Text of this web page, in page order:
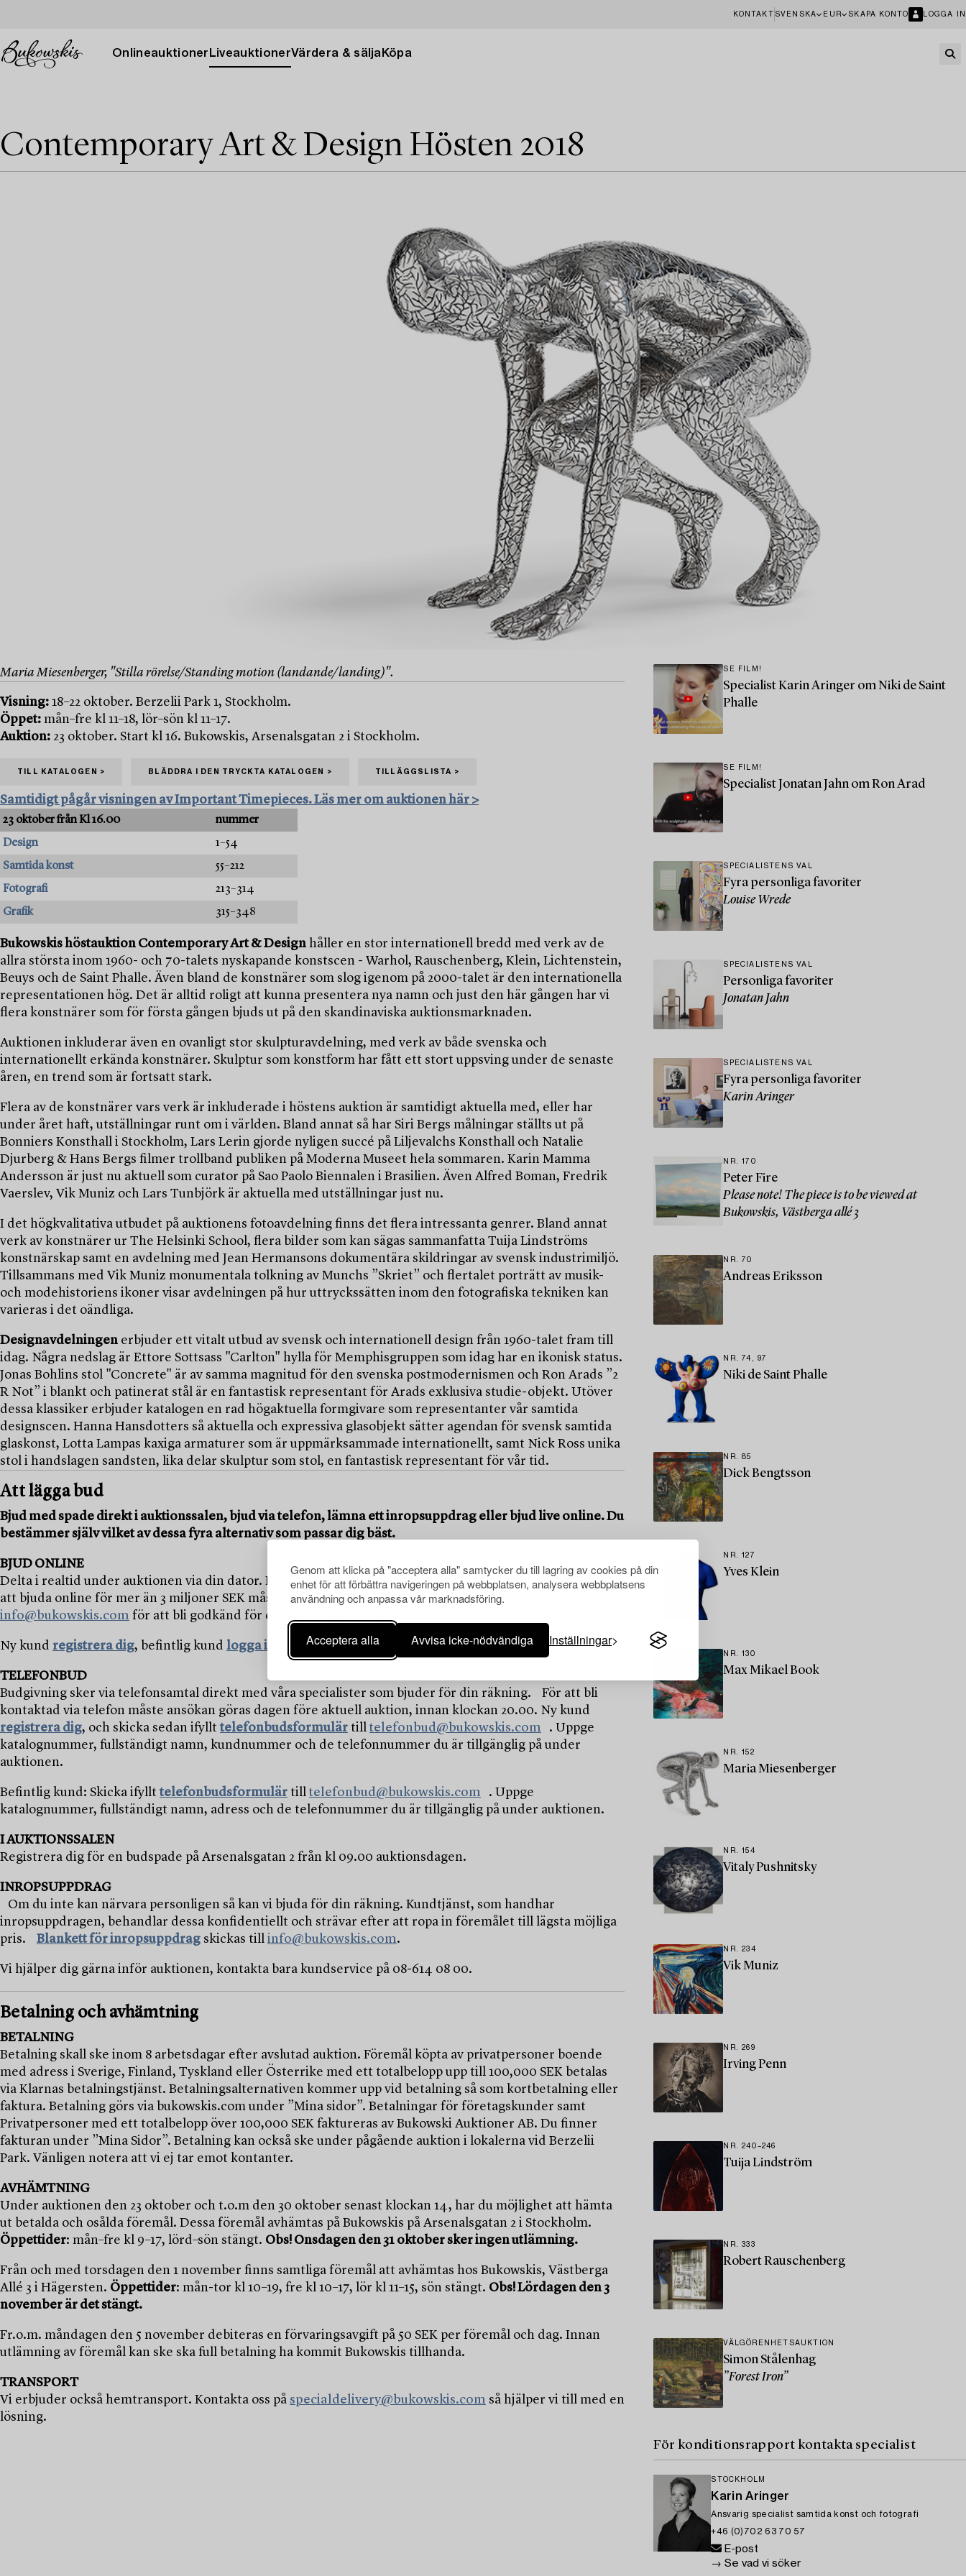
Genom att klicka på "acceptera alla" samtycker du till lagring av cookies på din
enhet för att förbättra navigeringen på webbplatsen, analysera webbplatsens
användning och anpassa vår marknadsföring.
Acceptera alla Avvisa icke-nödvändiga Inställningar
KONTAKT SVENSKA EUR SKAPA KONTO LOGGA IN
Onlineauktioner LiveauktionerVärdera & sälja Köpa
Contemporary Art & Design Hösten 2018
Maria Miesenberger, "Stilla rörelse/Standing motion (landande/landing)".
Visning: 18–22 oktober. Berzelii Park 1, Stockholm.
Öppet: mån–fre kl 11–18, lör–sön kl 11–17.
Auktion: 23 oktober. Start kl 16. Bukowskis, Arsenalsgatan 2 i Stockholm.
TILL KATALOGEN > BLÄDDRA I DEN TRYCKTA KATALOGEN > TILLÄGGSLISTA >
Samtidigt pågår visningen av Important Timepieces. Läs mer om auktionen här >
23 oktober från Kl 16.00
nummer
Design
1–54
Samtida konst
55–212
Fotografi
213–314
Grafik
315–348
Bukowskis höstauktion Contemporary Art & Design håller en stor internationell bredd med verk av de
allra största inom 1960- och 70-talets nyskapande konstscen - Warhol, Rauschenberg, Klein, Lichtenstein,
Beuys och de Saint Phalle. Även bland de konstnärer som slog igenom på 2000-talet är den internationella
representationen hög. Det är alltid roligt att kunna presentera nya namn och just den här gången har vi
flera konstnärer som för första gången bjuds ut på den skandinaviska auktionsmarknaden.
Auktionen inkluderar även en ovanligt stor skulpturavdelning, med verk av både svenska och
internationellt erkända konstnärer. Skulptur som konstform har fått ett stort uppsving under de senaste
åren, en trend som är fortsatt stark.
Flera av de konstnärer vars verk är inkluderade i höstens auktion är samtidigt aktuella med, eller har
under året haft, utställningar runt om i världen. Bland annat så har Siri Bergs målningar ställts ut på
Bonniers Konsthall i Stockholm, Lars Lerin gjorde nyligen succé på Liljevalchs Konsthall och Natalie
Djurberg & Hans Bergs filmer trollband publiken på Moderna Museet hela sommaren. Karin Mamma
Andersson är just nu aktuell som curator på Sao Paolo Biennalen i Brasilien. Även Alfred Boman, Fredrik
Vaerslev, Vik Muniz och Lars Tunbjörk är aktuella med utställningar just nu.
I det högkvalitativa utbudet på auktionens fotoavdelning finns det flera intressanta genrer. Bland annat
verk av konstnärer ur The Helsinki School, flera bilder som kan sägas sammanfatta Tuija Lindströms
konstnärskap samt en avdelning med Jean Hermansons dokumentära skildringar av svensk industrimiljö.
Tillsammans med Vik Muniz monumentala tolkning av Munchs ”Skriet” och flertalet porträtt av musik-
och modehistoriens ikoner visar avdelningen på hur uttryckssätten inom den fotografiska tekniken kan
varieras i det oändliga.
Designavdelningen erbjuder ett vitalt utbud av svensk och internationell design från 1960-talet fram till
idag. Några nedslag är Ettore Sottsass "Carlton" hylla för Memphisgruppen som idag har en ikonisk status.
Jonas Bohlins stol "Concrete" är av samma magnitud för den svenska postmodernismen och Ron Arads ”2
R Not” i blankt och patinerat stål är en fantastisk representant för Arads exklusiva studie-objekt. Utöver
dessa klassiker erbjuder katalogen en rad högaktuella formgivare som representanter vår samtida
designscen. Hanna Hansdotters så aktuella och expressiva glasobjekt sätter agendan för svensk samtida
glaskonst, Lotta Lampas kaxiga armaturer som är uppmärksammade internationellt, samt Nick Ross unika
stol i handslagen sandsten, lika delar skulptur som stol, en fantastisk representant för vår tid.
Att lägga bud
Bjud med spade direkt i auktionssalen, bjud via telefon, lämna ett inropsuppdrag eller bjud live online. Du
bestämmer själv vilket av dessa fyra alternativ som passar dig bäst.
BJUD ONLINE
Delta i realtid under auktionen via din dator. För att kunna bjuda online måste du ha Adobe Flash 10+. För
att bjuda online för mer än 3 miljoner SEK måste du vara godkänd via bankreferens. Mejla
info@bukowskis.com för att bli godkänd för dessa budnivåer online.
Ny kund registrera dig, befintlig kund logga in
TELEFONBUD
Budgivning sker via telefonsamtal direkt med våra specialister som bjuder för din räkning. För att bli
kontaktad via telefon måste ansökan göras dagen före aktuell auktion, innan klockan 20.00. Ny kund
registrera dig, och skicka sedan ifyllttelefonbudsformulär tilltelefonbud@bukowskis.com . Uppge
katalognummer, fullständigt namn, kundnummer och de telefonnummer du är tillgänglig på under
auktionen.
Befintlig kund: Skicka ifyllttelefonbudsformulär tilltelefonbud@bukowskis.com . Uppge
katalognummer, fullständigt namn, adress och de telefonnummer du är tillgänglig på under auktionen.
I AUKTIONSSALEN
Registrera dig för en budspade på Arsenalsgatan 2 från kl 09.00 auktionsdagen.
INROPSUPPDRAG
Om du inte kan närvara personligen så kan vi bjuda för din räkning. Kundtjänst, som handhar
inropsuppdragen, behandlar dessa konfidentiellt och strävar efter att ropa in föremålet till lägsta möjliga
pris. Blankett för inropsuppdrag skickas till info@bukowskis.com.
Vi hjälper dig gärna inför auktionen, kontakta bara kundservice på 08-614 08 00.
Betalning och avhämtning
BETALNING
Betalning skall ske inom 8 arbetsdagar efter avslutad auktion. Föremål köpta av privatpersoner boende
med adress i Sverige, Finland, Tyskland eller Österrike med ett totalbelopp upp till 100,000 SEK betalas
via Klarnas betalningstjänst. Betalningsalternativen kommer upp vid betalning så som kortbetalning eller
faktura. Betalning görs via bukowskis.com under ”Mina sidor”. Betalningar för företagskunder samt
Privatpersoner med ett totalbelopp över 100,000 SEK faktureras av Bukowski Auktioner AB. Du finner
fakturan under ”Mina Sidor”. Betalning kan också ske under pågående auktion i lokalerna vid Berzelii
Park. Vänligen notera att vi ej tar emot kontanter.
AVHÄMTNING
Under auktionen den 23 oktober och t.o.m den 30 oktober senast klockan 14, har du möjlighet att hämta
ut betalda och osålda föremål. Dessa föremål avhämtas på Bukowskis på Arsenalsgatan 2 i Stockholm.
Öppettider: mån–fre kl 9–17, lörd–sön stängt. Obs! Onsdagen den 31 oktober sker ingen utlämning.
Från och med torsdagen den 1 november finns samtliga föremål att avhämtas hos Bukowskis, Västberga
Allé 3 i Hägersten. Öppettider: mån-tor kl 10–19, fre kl 10–17, lör kl 11–15, sön stängt. Obs! Lördagen den 3
november är det stängt.
Fr.o.m. måndagen den 5 november debiteras en förvaringsavgift på 50 SEK per föremål och dag. Innan
utlämning av föremål kan ske ska full betalning ha kommit Bukowskis tillhanda.
TRANSPORT
Vi erbjuder också hemtransport. Kontakta oss på specialdelivery@bukowskis.com så hjälper vi till med en
lösning.
SE FILM!
Specialist Karin Aringer om Niki de Saint
Phalle
SE FILM!
Specialist Jonatan Jahn om Ron Arad
SPECIALISTENS VAL
Fyra personliga favoriter
Louise Wrede
SPECIALISTENS VAL
Personliga favoriter
Jonatan Jahn
SPECIALISTENS VAL
Fyra personliga favoriter
Karin Aringer
NR. 170
Peter Fire
Please note! The piece is to be viewed at
Bukowskis, Västberga allé 3
NR. 70
Andreas Eriksson
NR. 74, 97
Niki de Saint Phalle
NR. 85
Dick Bengtsson
NR. 127
Yves Klein
NR. 130
Max Mikael Book
NR. 152
Maria Miesenberger
NR. 154
Vitaly Pushnitsky
NR. 234
Vik Muniz
NR. 269
Irving Penn
NR. 240–246
Tuija Lindström
NR. 333
Robert Rauschenberg
VÄLGÖRENHETSAUKTION
Simon Stålenhag
”Forest Iron”
För konditionsrapport kontakta specialist
STOCKHOLM
Karin Aringer
Ansvarig specialist samtida konst och fotografi
+46 (0)702 63 70 57
E-post
→ Se vad vi söker